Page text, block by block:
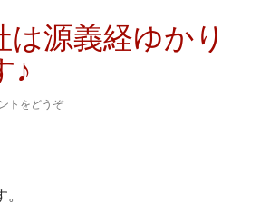
は源義経ゆかり
♪
トをどうぞ